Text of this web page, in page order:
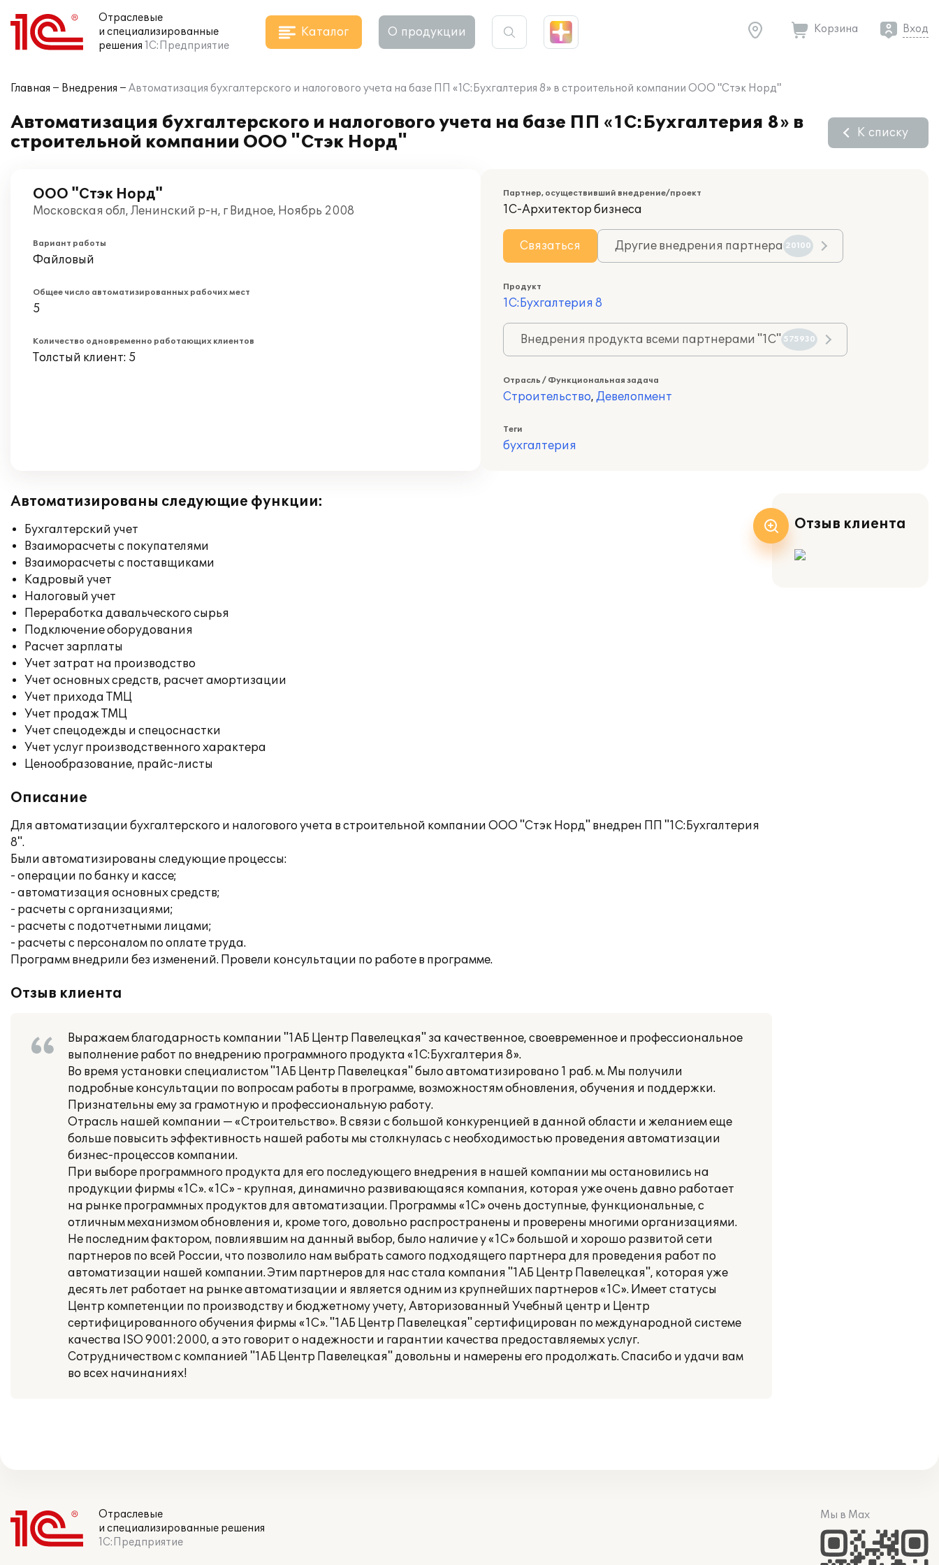
Отраслевые
и специализированные
решения 1С:Предприятие
Каталог О продукции Корзина Вход
Главная Внедрения Автоматизация бухгалтерского и налогового учета на базе ПП «1C:Бухгалтерия 8» в строительной компании ООО "Стэк Норд"
Автоматизация бухгалтерского и налогового учета на базе ПП «1C:Бухгалтерия 8» в
строительной компании ООО "Стэк Норд"
К списку
ООО "Стэк Норд"
Московская обл, Ленинский р-н, г Видное, Ноябрь 2008
Вариант работы
Файловый
Общее число автоматизированных рабочих мест
5
Количество одновременно работающих клиентов
Толстый клиент: 5
Партнер, осуществивший внедрение/проект
1С-Архитектор бизнеса
Связаться Другие внедрения партнера 20100
Продукт
1С:Бухгалтерия 8
Внедрения продукта всеми партнерами "1С" 575930
Отрасль / Функциональная задача
Строительство, Девелопмент
Теги
бухгалтерия
Автоматизированы следующие функции:
Бухгалтерский учет
Взаиморасчеты с покупателями
Взаиморасчеты с поставщиками
Кадровый учет
Налоговый учет
Переработка давальческого сырья
Подключение оборудования
Расчет зарплаты
Учет затрат на производство
Учет основных средств, расчет амортизации
Учет прихода ТМЦ
Учет продаж ТМЦ
Учет спецодежды и спецоснастки
Учет услуг производственного характера
Ценообразование, прайс-листы
Описание
Для автоматизации бухгалтерского и налогового учета в строительной компании ООО "Стэк Норд" внедрен ПП "1С:Бухгалтерия
8".
Были автоматизированы следующие процессы:
- операции по банку и кассе;
- автоматизация основных средств;
- расчеты с организациями;
- расчеты с подотчетными лицами;
- расчеты с персоналом по оплате труда.
Программ внедрили без изменений. Провели консультации по работе в программе.
Отзыв клиента
Выражаем благодарность компании "1АБ Центр Павелецкая" за качественное, своевременное и профессиональное
выполнение работ по внедрению программного продукта «1С:Бухгалтерия 8».
Во время установки специалистом "1АБ Центр Павелецкая" было автоматизировано 1 раб. м. Мы получили
подробные консультации по вопросам работы в программе, возможностям обновления, обучения и поддержки.
Признательны ему за грамотную и профессиональную работу.
Отрасль нашей компании — «Строительство». В связи с большой конкуренцией в данной области и желанием еще
больше повысить эффективность нашей работы мы столкнулась с необходимостью проведения автоматизации
бизнес-процессов компании.
При выборе программного продукта для его последующего внедрения в нашей компании мы остановились на
продукции фирмы «1С». «1С» - крупная, динамично развивающаяся компания, которая уже очень давно работает
на рынке программных продуктов для автоматизации. Программы «1С» очень доступные, функциональные, с
отличным механизмом обновления и, кроме того, довольно распространены и проверены многими организациями.
Не последним фактором, повлиявшим на данный выбор, было наличие у «1С» большой и хорошо развитой сети
партнеров по всей России, что позволило нам выбрать самого подходящего партнера для проведения работ по
автоматизации нашей компании. Этим партнеров для нас стала компания "1АБ Центр Павелецкая", которая уже
десять лет работает на рынке автоматизации и является одним из крупнейших партнеров «1С». Имеет статусы
Центр компетенции по производству и бюджетному учету, Авторизованный Учебный центр и Центр
сертифицированного обучения фирмы «1С». "1АБ Центр Павелецкая" сертифицирован по международной системе
качества ISO 9001:2000, а это говорит о надежности и гарантии качества предоставляемых услуг.
Сотрудничеством с компанией "1АБ Центр Павелецкая" довольны и намерены его продолжать. Спасибо и удачи вам
во всех начинаниях!
Отзыв клиента
Отраслевые
и специализированные решения
1С:Предприятие
Мы в Max